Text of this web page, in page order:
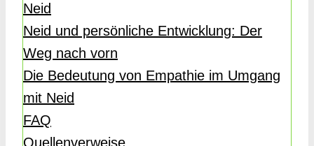
Neid
Neid und persönliche Entwicklung: Der
Weg nach vorn
Die Bedeutung von Empathie im Umgang
mit Neid
FAQ
Quellenverweise